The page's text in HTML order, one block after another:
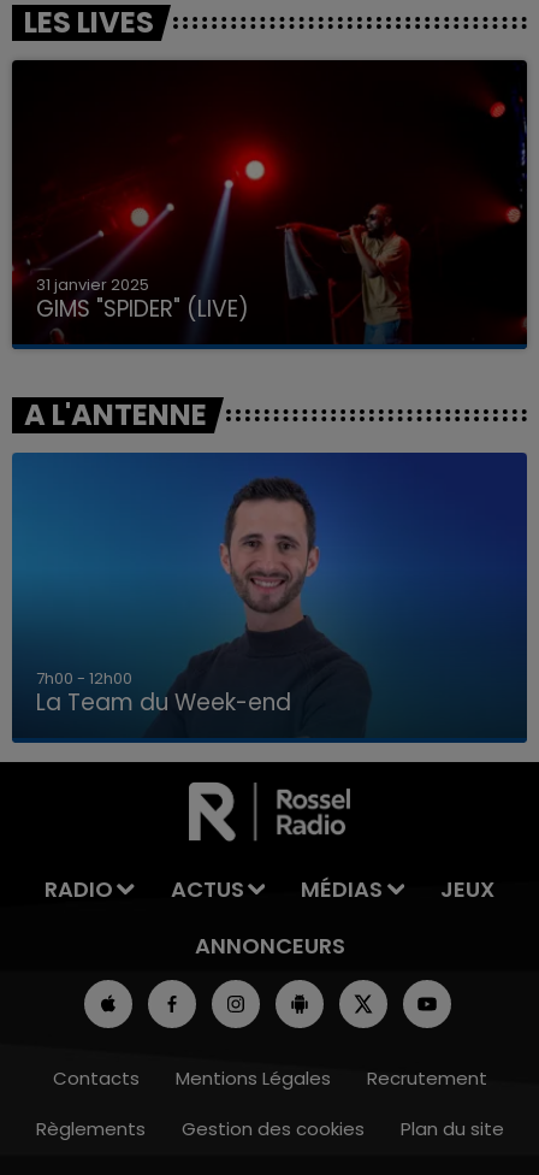
LA TEAM DU WEEK-END
LES LIVES
31 janvier 2025
GIMS "SPIDER" (LIVE)
A L'ANTENNE
7h00 - 12h00
La Team du Week-end
RADIO ACTUS MÉDIAS
JEUX
ANNONCEURS
Contacts Mentions Légales
Recrutement
Règlements
Gestion des cookies Plan du site